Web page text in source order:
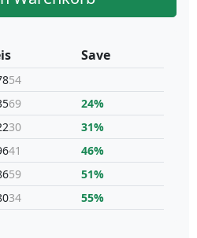
54
69
30
41
59
34
Save
24%
31%
46%
51%
55%